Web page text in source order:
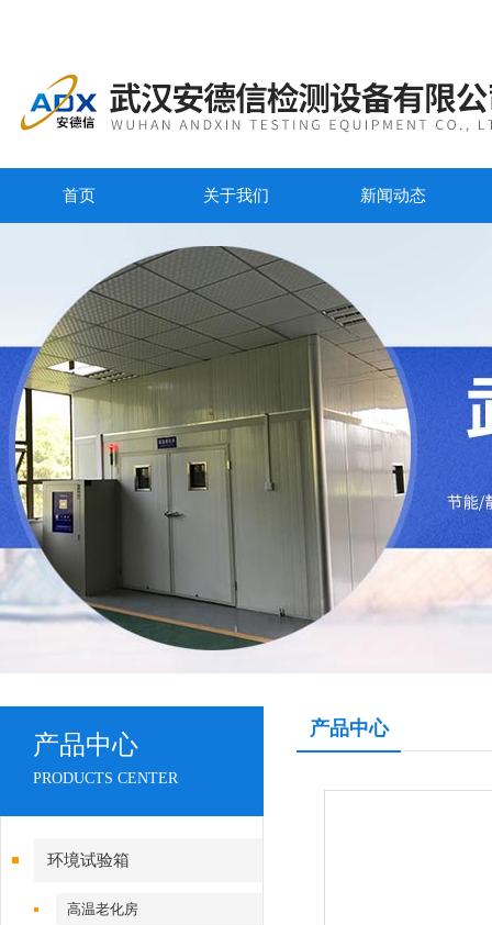
首页 关于我们 新闻动态
产品中心
PRODUCTS CENTER
环境试验箱
高温老化房
产品中心